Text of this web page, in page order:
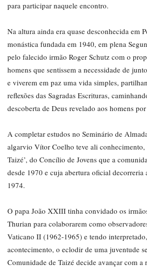
para participar naquele encontro.
Na altura ainda era quase desconhecida em
monástica fundada em 1940, em plena
pelo falecido irmão Roger Schutz com o
homens que sentissem a necessidade de
e viverem em paz uma vida simples,
reflexões das Sagradas Escrituras,
descoberta de Deus revelado aos homens
A completar estudos no Seminário de
algarvio Vítor Coelho teve ali conhecimento,
Taizé’, do Concílio de Jovens que a
desde 1970 e cuja abertura oficial decorreria
1974.
O papa João XXIII tinha convidado os
Thurian para colaborarem como
Vaticano II (1962-1965) e tendo
acontecimento, o eclodir de uma juventude
Comunidade de Taizé decide avançar com a